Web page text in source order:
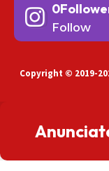
0
Follow
Copyright © 2019-